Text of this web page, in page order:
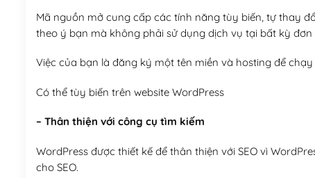
Mã nguồn mở cung cấp các tính năng tùy biến, tự thay
theo ý bạn mà không phải sử dụng dịch vụ tại bất kỳ đơn
Việc của bạn là đăng ký một tên miền và hosting để chạy
Có thể tùy biến trên website WordPress
– Thân thiện với công cụ tìm kiếm
WordPress được thiết kế để thân thiện với SEO vì
cho SEO.